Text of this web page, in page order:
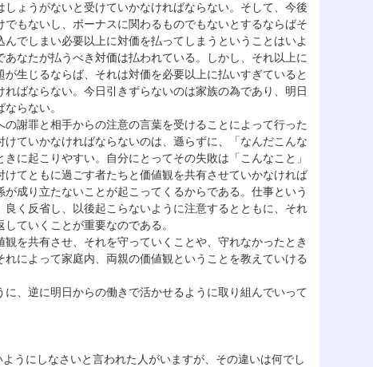
ょうがないと受けていかなければならない。そして、今後
もないし、ボーナスに関わるものでもないとするならばそ
でしまい必要以上に対価を払ってしまうということはいよ
なたが払うべき対価は払われている。しかし、それ以上に
生じるならば、それは対価を必要以上に払いすぎていると
ばならない。今日引きずらないのは家族の為であり、明日
らない。
謝罪と相手からの注意の言葉を受けることによって行った
ていかなければならないのは、遜らずに、「なんだこんな
に起こりやすい。自分にとってその失敗は「こんなこと」
てともに過ごす者たちと価値観を共有させていかなければ
成り立たないことが起こってくるからである。仕事という
く反省し、以後起こらないように注意するとともに、それ
ていくことが重要なのである。
を共有させ、それを守っていくことや、守れなかったとき
によって家庭内、両親の価値観ということを教えていける
、逆に明日からの働きで活かせるように取り組んでいって
うにしなさいと言われた人がいますが、その違いは何でし